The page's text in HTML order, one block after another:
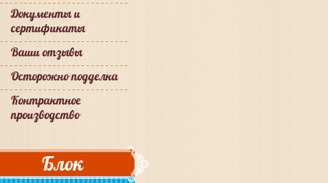
Документы и
сертификаты
Ваши отзывы
Осторожно подделка
Контрактное
производство
Блок